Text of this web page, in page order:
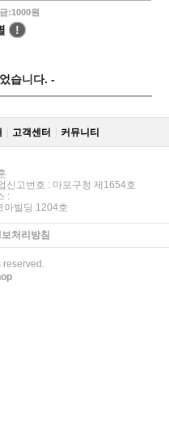
:1000원
!
습니다. -
고객센터 커뮤니티
신고번호 : 마포구청 제1654호
:
아빌딩 1204호
처리방침